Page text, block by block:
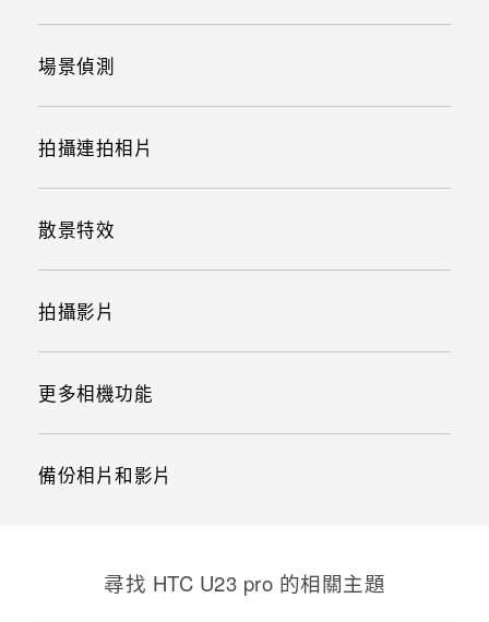
場景偵測
拍攝連拍相片
散景特效
拍攝影片
更多相機功能
備份相片和影片
尋找 HTC U23 pro 的相關主題